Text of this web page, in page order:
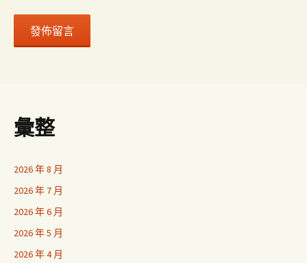
彙整
2026 年 8 月
2026 年 7 月
2026 年 6 月
2026 年 5 月
2026 年 4 月